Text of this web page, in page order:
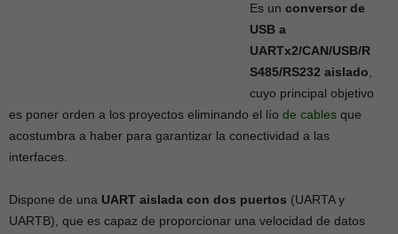
Es un conversor de
USB a
UARTx2/CAN/USB/R
S485/RS232 aislado,
cuyo principal objetivo
es poner orden a los proyectos eliminando el lío de cables que
acostumbra a haber para garantizar la conectividad a las
interfaces.
Dispone de una UART aislada con dos puertos (UARTA y
UARTB), que es capaz de proporcionar una velocidad de datos